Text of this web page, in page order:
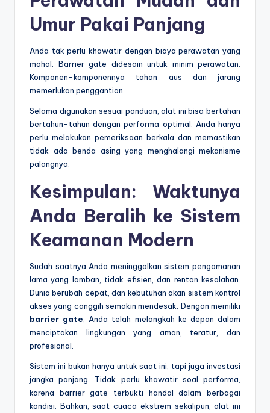
Umur Pakai Panjang
Anda tak perlu khawatir dengan biaya perawatan yang
mahal. Barrier gate didesain untuk minim perawatan.
Komponen-komponennya tahan aus dan jarang
memerlukan penggantian.
Selama digunakan sesuai panduan, alat ini bisa bertahan
bertahun-tahun dengan performa optimal. Anda hanya
perlu melakukan pemeriksaan berkala dan memastikan
tidak ada benda asing yang menghalangi mekanisme
palangnya.
Kesimpulan: Waktunya
Anda Beralih ke Sistem
Keamanan Modern
Sudah saatnya Anda meninggalkan sistem pengamanan
lama yang lamban, tidak efisien, dan rentan kesalahan.
Dunia berubah cepat, dan kebutuhan akan sistem kontrol
akses yang canggih semakin mendesak. Dengan memiliki
barrier gate , Anda telah melangkah ke depan dalam
menciptakan lingkungan yang aman, teratur, dan
profesional.
Sistem ini bukan hanya untuk saat ini, tapi juga investasi
jangka panjang. Tidak perlu khawatir soal performa,
karena barrier gate terbukti handal dalam berbagai
kondisi. Bahkan, saat cuaca ekstrem sekalipun, alat ini